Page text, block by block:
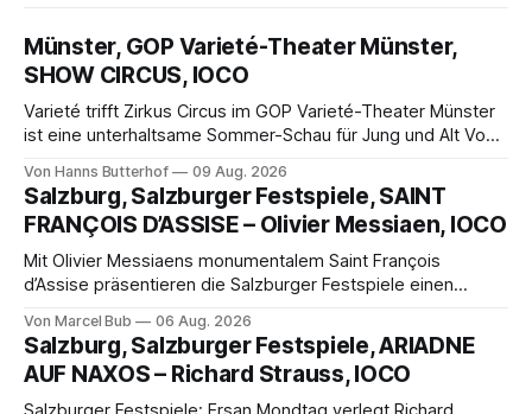
Münster, GOP Varieté-Theater Münster,
SHOW CIRCUS, IOCO
Varieté trifft Zirkus Circus im GOP Varieté-Theater Münster
ist eine unterhaltsame Sommer-Schau für Jung und Alt Von
Münster der Vorhang zur neuen Show Circus hebt, erkundet
wohl auch eine junge Frau, wie es ist, wenn der Zirkus ins
Varieté kommt.
Von Hanns Butterhof 09 Aug. 2026
Salzburg, Salzburger Festspiele, SAINT
FRANÇOIS D’ASSISE – Olivier Messiaen, IOCO
Mit Olivier Messiaens monumentalem Saint François
d’Assise präsentieren die Salzburger Festspiele einen
eine bildgewaltige Inszenierung, Maxime Pascal entfaltet
die komplexe Partitur eindrucksvoll, Philippe Sly berührt als
Franziskus.
Von Marcel Bub 06 Aug. 2026
Salzburg, Salzburger Festspiele, ARIADNE
AUF NAXOS – Richard Strauss, IOCO